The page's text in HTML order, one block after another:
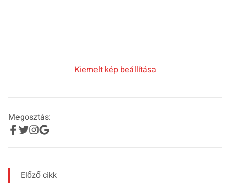
Kiemelt kép beállítása
Megosztás:
Előző cikk